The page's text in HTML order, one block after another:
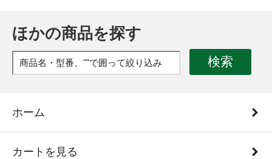
ほかの商品を探す
検索
ホーム
カートを見る